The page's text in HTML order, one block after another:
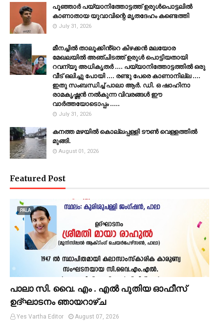
പൂഞ്ഞാര്‍ പയ്യാനിത്തോട്ടത്ത് ഉരുള്‍പൊട്ടലില്‍
കാണാതായ യുവാവിന്റെ മൃതദേഹം കണ്ടെത്തി
July 31, 2026
മീനച്ചിൽ താലൂക്കിൻ്റെ കിഴക്കൻ മലയോര
മേഖലയിൽ അഞ്ചിടത്ത് ഉരുൾ പൊട്ടിയതായി
റവന്യൂ അധികൃതർ .... പയ്യാനിത്തോട്ടത്തിൽ ഒരു
വീട് ഒലിച്ചു പോയി .... രണ്ടു പേരെ കാണാനില്ല ....
ഇതു സംബന്ധിച്ച് പാലാ ആർ. ഡി. ഒ ഷാഹിനാ
രാമകൃഷ്ണൻ നൽകുന്ന വിവരങ്ങൾ ഈ
വാർത്തയോടൊപ്പം .....
July 31, 2026
കനത്ത മഴയില്‍ കൊല്ലപ്പള്ളി ടൗണ്‍ വെള്ളത്തില്‍
മുങ്ങി.
August 01, 2026
Featured Post
PALA
പാലാ സി. വൈ. എം . എൽ പുതിയ ഓഫീസ്
ഉദ്ഘാടനം ഞായറാഴ്ച
Yes Vartha Editor
August 07, 2026